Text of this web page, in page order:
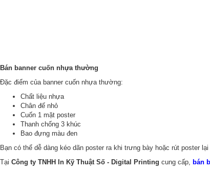
Bán banner cuốn nhựa thường
Đặc điểm của banner cuốn nhựa thường:
Chất liệu nhựa
Chân đế nhỏ
Cuốn 1 mặt poster
Thanh chống 3 khúc
Bao đựng màu đen
Bạn có thể dễ dàng kéo dãn poster ra khi trưng bày hoặc rút poster
Tại Công ty TNHH In Kỹ Thuật Số - Digital Printing cung cấp, bán